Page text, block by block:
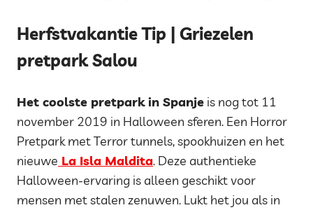
Herfstvakantie Tip | Griezelen
pretpark Salou
Het coolste pretpark in Spanje is nog tot 11
november 2019 in Halloween sferen. Een Horror
Pretpark met Terror tunnels, spookhuizen en het
nieuwe La Isla Maldita. Deze authentieke
Halloween-ervaring is alleen geschikt voor
mensen met stalen zenuwen. Lukt het jou als in